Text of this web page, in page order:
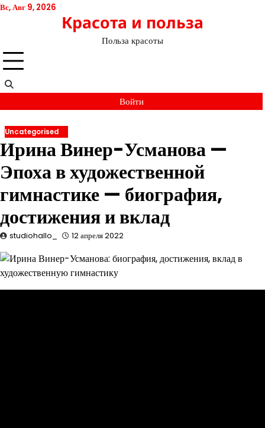
Перейти
Вс, Авг 9, 2026
Красота и польза
Польза красоты
Войти
Uncategorised
Ирина Винер-Усманова —
Эпоха в художественной
гимнастике — биография,
достижения и вклад
studiohallo_ 12 апреля 2022